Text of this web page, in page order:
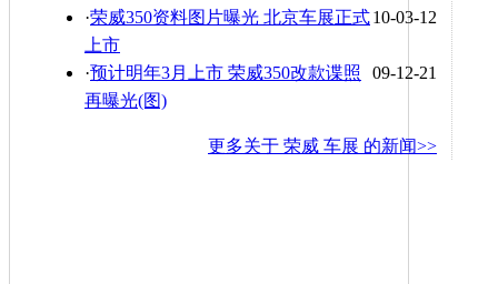
10-03-12
·荣威350资料图片曝光 北京车展正式
上市
09-12-21
·预计明年3月上市 荣威350改款谍照
再曝光(图)
更多关于 荣威 车展 的新闻>>